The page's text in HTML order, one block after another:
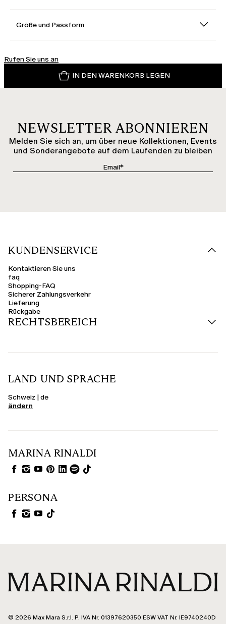
Größe und Passform
Rufen Sie uns an
IN DEN WARENKORB LEGEN
NEWSLETTER ABONNIEREN
Melden Sie sich an, um über neue Kollektionen, Events
und Sonderangebote auf dem Laufenden zu bleiben
KUNDENSERVICE
Kontaktieren Sie uns
faq
Shopping-FAQ
Sicherer Zahlungsverkehr
Lieferung
Rückgabe
RECHTSBEREICH
LAND UND SPRACHE
Schweiz | de
ändern
MARINA RINALDI
PERSONA
© 2026 Max Mara S.r.l. P. IVA Nr. 01397620350 ESW VAT Nr. IE9740240D